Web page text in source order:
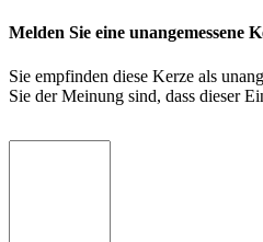
Melden Sie eine unangemessene
Sie empfinden diese Kerze als
Sie der Meinung sind, dass dieser